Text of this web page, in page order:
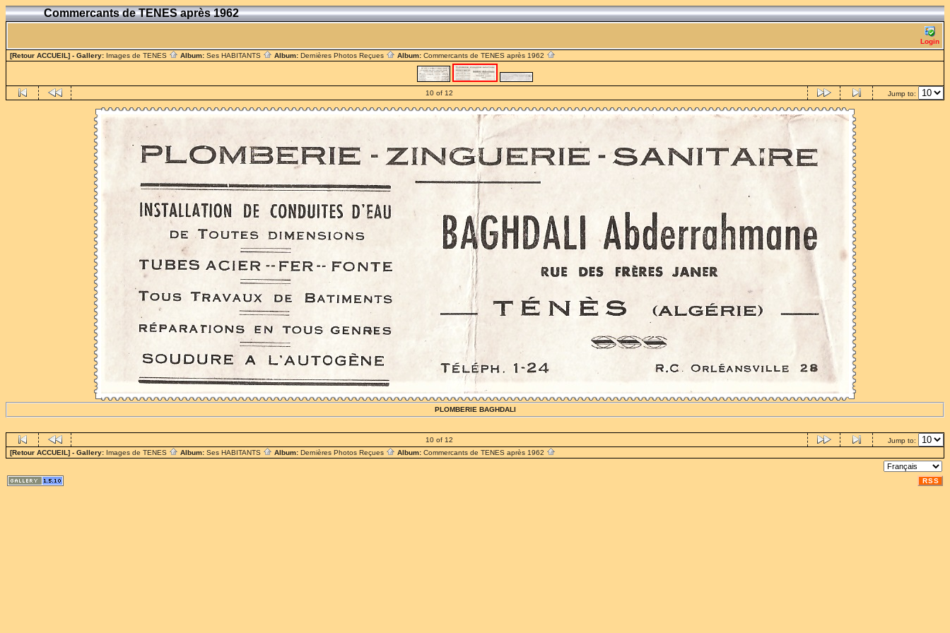
Commercants de TENES après 1962
Login
[Retour ACCUEIL] - Gallery: Images de TENES Album: Ses HABITANTS Album: Dernières Photos Reçues Album: Commercants de TENES après 1962
10 of 12 Jump to:
PLOMBERIE BAGHDALI
10 of 12
Jump to:
[Retour ACCUEIL] - Gallery: Images de TENES Album: Ses HABITANTS Album: Dernières Photos Reçues Album: Commercants de TENES après 1962
RSS